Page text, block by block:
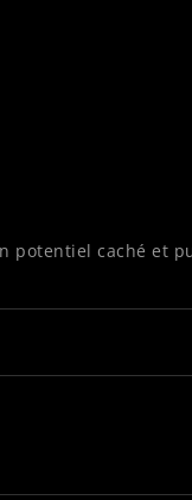
caché et